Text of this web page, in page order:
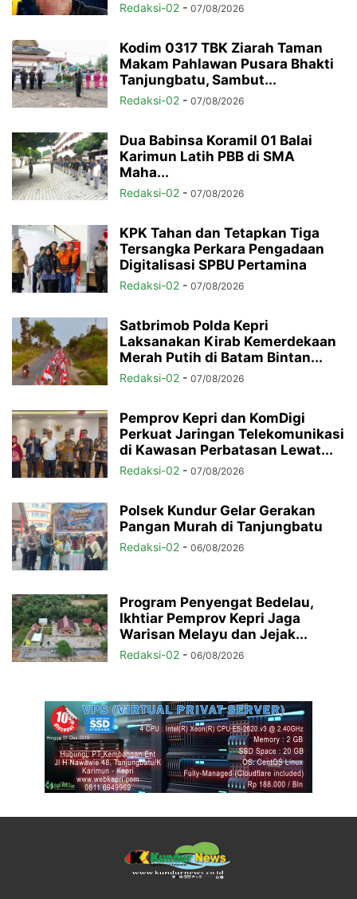
Redaksi-02 - 07/08/2026
Kodim 0317 TBK Ziarah Taman
Makam Pahlawan Pusara Bhakti
Tanjungbatu, Sambut...
Redaksi-02 - 07/08/2026
Dua Babinsa Koramil 01 Balai
Karimun Latih PBB di SMA
Maha...
Redaksi-02 - 07/08/2026
KPK Tahan dan Tetapkan Tiga
Tersangka Perkara Pengadaan
Digitalisasi SPBU Pertamina
Redaksi-02 - 07/08/2026
Satbrimob Polda Kepri
Laksanakan Kirab Kemerdekaan
Merah Putih di Batam Bintan...
Redaksi-02 - 07/08/2026
Pemprov Kepri dan KomDigi
Perkuat Jaringan Telekomunikasi
di Kawasan Perbatasan Lewat...
Redaksi-02 - 07/08/2026
Polsek Kundur Gelar Gerakan
Pangan Murah di Tanjungbatu
Redaksi-02 - 06/08/2026
Program Penyengat Bedelau,
Ikhtiar Pemprov Kepri Jaga
Warisan Melayu dan Jejak...
Redaksi-02 - 06/08/2026